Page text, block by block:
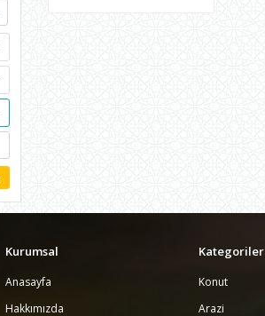
Kurumsal
Anasayfa
Hakkımızda
Kategoriler
Konut
Arazi